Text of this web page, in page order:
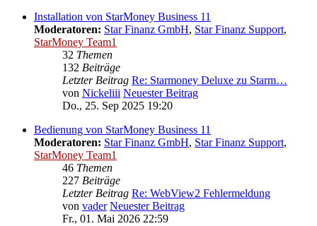
Installation von StarMoney Business 11
Moderatoren: Star Finanz GmbH, Star Finanz Support,
StarMoney Team1
32 Themen
132 Beiträge
Letzter Beitrag Re: Starmoney Deluxe zu Starm…
von Nickeliii Neuester Beitrag
Do., 25. Sep 2025 19:20
Bedienung von StarMoney Business 11
Moderatoren: Star Finanz GmbH, Star Finanz Support,
StarMoney Team1
46 Themen
227 Beiträge
Letzter Beitrag Re: WebView2 Fehlermeldung
von vader Neuester Beitrag
Fr., 01. Mai 2026 22:59